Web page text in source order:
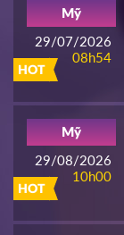
14h00
10h00
HOT
29/07/2026
08h54
Mỹ
HOT
29/08/2026
10h00
Mỹ